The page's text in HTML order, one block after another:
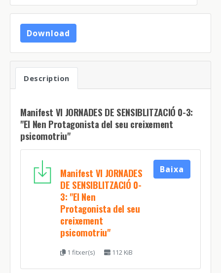
Download
Description
Manifest VI JORNADES DE SENSIBLITZACIÓ 0-3:
"El Nen Protagonista del seu creixement
psicomotriu"
Manifest VI JORNADES
DE SENSIBLITZACIÓ 0-
3: "El Nen
Protagonista del seu
creixement
psicomotriu"
1 fitxer(s) 112 KiB
Baixa